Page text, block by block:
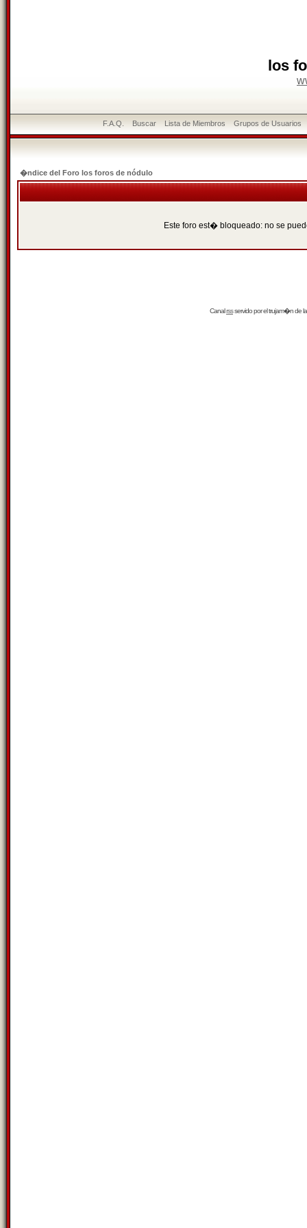
los
F.A.Q. Buscar Lista de Miembros Grupos de Usuarios
�ndice del Foro los foros de nódulo
Este foro est� bloqueado: no se
Canalrssservido por eltrujam�nde